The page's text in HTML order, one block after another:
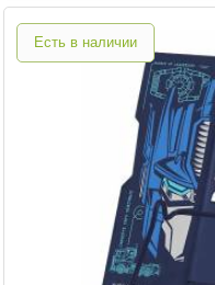
Есть в наличии